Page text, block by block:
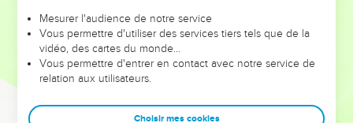
leur foi ou leur vision. Mais on voit moins les doutes, les erreurs
et les saisons difficiles qu'ils ont traversés, alors même que ce
sont elles qui les ont façonnés.
Dans cette conférence, leaders, entrepreneurs, et responsables
clés pour avancer avec plus de sagesse afin que leurs erreurs
Mesurer l'audience de notre service
Vous permettre d'utiliser des services tiers tels que de la
vidéo, des cartes du monde…
Vous permettre d'entrer en contact avec notre service de
relation aux utilisateurs.
Choisir mes cookies